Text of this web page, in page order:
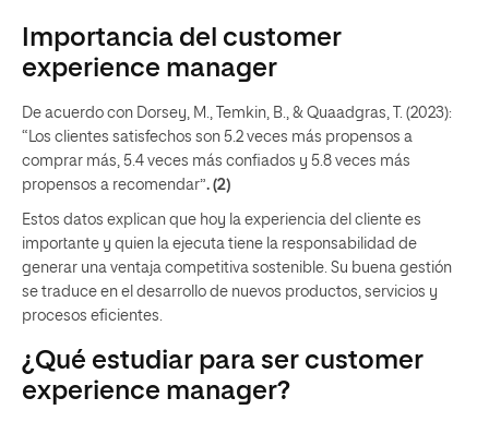
Importancia del customer
experience manager
De acuerdo con Dorsey, M., Temkin, B., & Quaadgras, T. (2023):
“Los clientes satisfechos son 5.2 veces más propensos a
comprar más, 5.4 veces más confiados y 5.8 veces más
propensos a recomendar”. (2)
Estos datos explican que hoy la experiencia del cliente es
importante y quien la ejecuta tiene la responsabilidad de
generar una ventaja competitiva sostenible. Su buena gestión
se traduce en el desarrollo de nuevos productos, servicios y
procesos eficientes.
¿Qué estudiar para ser customer
experience manager?